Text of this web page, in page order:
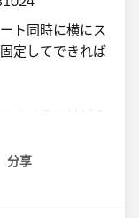
ト同時に横にス
定してできれば
させる​にはどの
分享